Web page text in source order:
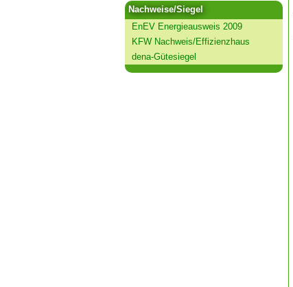
Nachweise/Siegel
EnEV Energieausweis 2009
KFW Nachweis/Effizienzhaus
dena-Gütesiegel